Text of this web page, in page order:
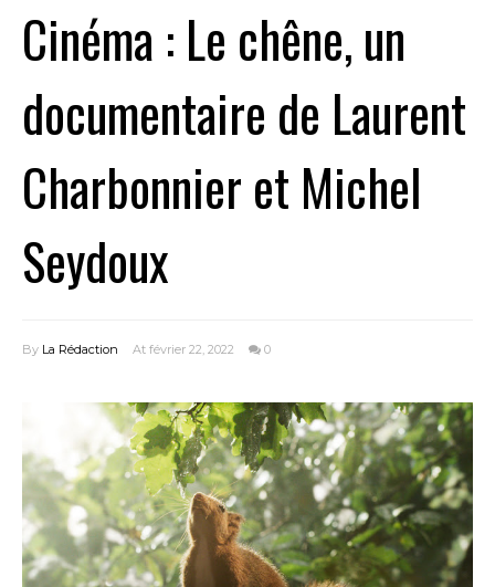
Cinéma : Le chêne, un
documentaire de Laurent
Charbonnier et Michel
Seydoux
By La Rédaction At février 22, 2022 0